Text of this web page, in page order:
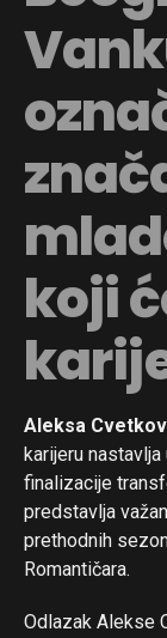
koji
Aleksa
karijeru nastavlja
finalizacije
predstavlja
prethodnih
Romantičara.
Odlazak Alekse